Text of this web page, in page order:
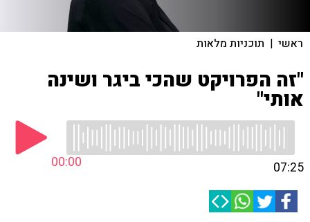
ראשי | תוכניות מלאות
"זה הפרויקט שהכי ביגר ושינה
אותי"
00:00 07:25